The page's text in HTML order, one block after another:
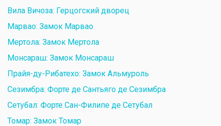
Вила Вичоза: Герцогский дворец
Марвао: Замок Марвао
Мертола: Замок Мертола
Монсараш: Замок Монсараш
Прайя-ду-Рибатехо: Замок Альмуроль
Сезимбра: Форте де Сантьяго де Сезимбра
Сетубал: Форте Сан-Филипе де Сетубал
Томар: Замок Томар